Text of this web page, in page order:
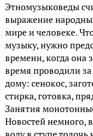
Этномузыковеды
выражение
мире и человеке.
музыку, нужно
времени, когда она
время проводили за
дому: сенокос,
стирка, готовка,
Занятия
Новостей немного,